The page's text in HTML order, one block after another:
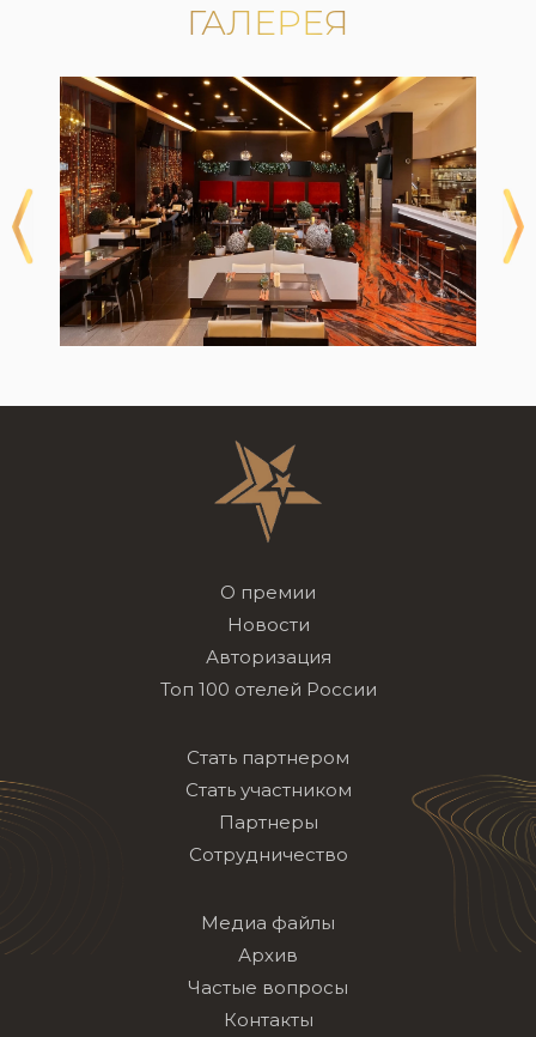
ГАЛЕРЕЯ
О премии
Новости
Авторизация
Топ 100 отелей России
Стать партнером
Стать участником
Партнеры
Сотрудничество
Медиа файлы
Архив
Частые вопросы
Контакты